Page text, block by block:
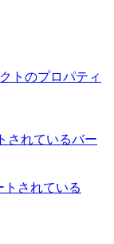
トのプロパティ
されているバー
されている